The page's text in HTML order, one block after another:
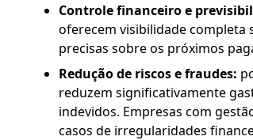
Controle financeiro e
oferecem visibilidade completa
precisas sobre os próximos
Redução de riscos e fraudes:
reduzem significativamente
indevidos. Empresas com
casos de irregularidades